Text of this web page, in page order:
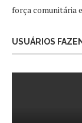
força comunitária
USUÁRIOS